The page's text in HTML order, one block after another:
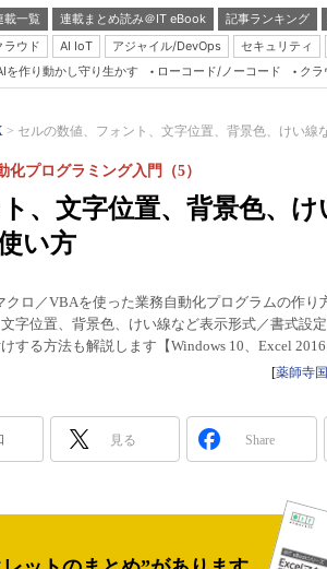
載一覧 連載まとめ読み＠IT eBook 記事ランキング
ラウド
AI IoT アジャイル/DevOps セキュリティ
を作り動かし守り生かす ローコード/ノーコード ク
セルの数値、フォント、文字位置、背景色、けい線
、文字位置、背景色、
い方
プログラミング入門（5）
ロ／VBAを使った業務自動化プログラムの作り
字位置、背景色、けい線など表示形式／書式設
する方法も解説します【Windows 10、Excel 2016
[薬師寺
見る Share